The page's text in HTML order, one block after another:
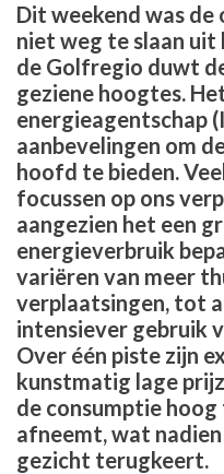
Dit weekend was de
niet weg te slaan uit
de Golfregio duwt
geziene hoogtes.
energieagentschap
aanbevelingen om
hoofd te bieden.
focussen op ons
aangezien het een
energieverbruik
variëren van meer
verplaatsingen, tot
intensiever gebruik
Over één piste zijn
kunstmatig lage
de consumptie
afneemt, wat nadien
gezicht terugkeert.